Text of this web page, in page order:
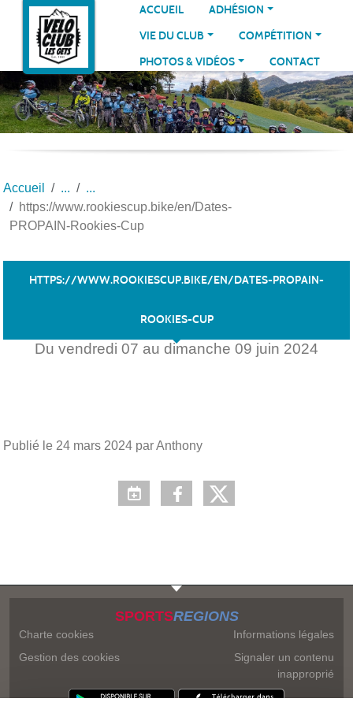
ACCUEIL
ADHÉSION
VIE DU CLUB
COMPÉTITION
PHOTOS & VIDÉOS
CONTACT
Accueil
https://www.rookiescup.bike/en/Dates-
PROPAIN-Rookies-Cup
HTTPS://WWW.ROOKIESCUP.BIKE/EN/DATES-PROPAIN-
ROOKIES-CUP
Du vendredi 07 au dimanche 09 juin 2024
Publié le 24 mars 2024 par Anthony
SPORTSREGIONS
Charte cookies
Gestion des cookies
Informations légales
Signaler un contenu
inapproprié
Panneau de gestion des cookies